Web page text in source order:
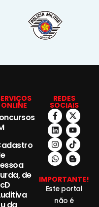
ONLINE
de
REDES
SOCIAIS
IMPORTANTE!
Este portal
não é